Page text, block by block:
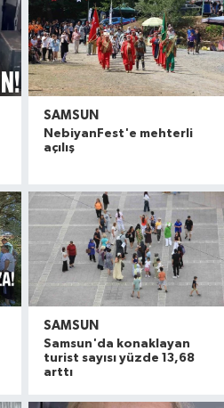
SAMSUN
NebiyanFest'e mehterli
açılış
SAMSUN
Samsun'da konaklayan
turist sayısı yüzde 13,68
arttı